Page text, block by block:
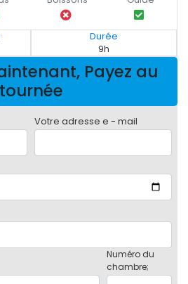
Durée
9h
Payez au
tournée
Votre adresse e - mail
Numéro du
chambre;